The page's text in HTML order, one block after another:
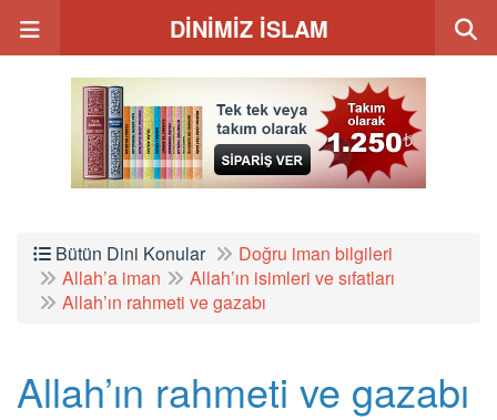
DİNİMİZ İSLAM
Bütün Dini Konular
Doğru iman bilgileri
Allah’a iman
Allah’ın isimleri ve sıfatları
Allah’ın rahmeti ve gazabı
Allah’ın rahmeti ve gazabı